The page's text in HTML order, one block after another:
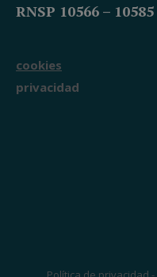
RNSP 10566 – 10585
cookies
privacidad